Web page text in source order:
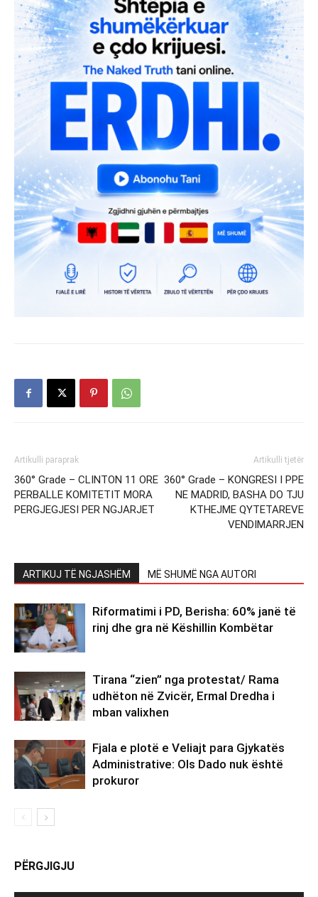
Artikulli paraprak
360° Grade – CLINTON 11 ORE
PERBALLE KOMITETIT MORA
PERGJEGJESI PER NGJARJET
Artikulli tjetër
360° Grade – KONGRESI I PPE
NE MADRID, BASHA DO TJU
KTHEJME QYTETAREVE
VENDIMARRJEN
ARTIKUJ TË NGJASHËM MË SHUMË NGA AUTORI
Riformatimi i PD, Berisha: 60% janë të
rinj dhe gra në Këshillin Kombëtar
Tirana “zien” nga protestat/ Rama
udhëton në Zvicër, Ermal Dredha i
mban valixhen
Fjala e plotë e Veliajt para Gjykatës
Administrative: Ols Dado nuk është
prokuror
PËRGJIGJU